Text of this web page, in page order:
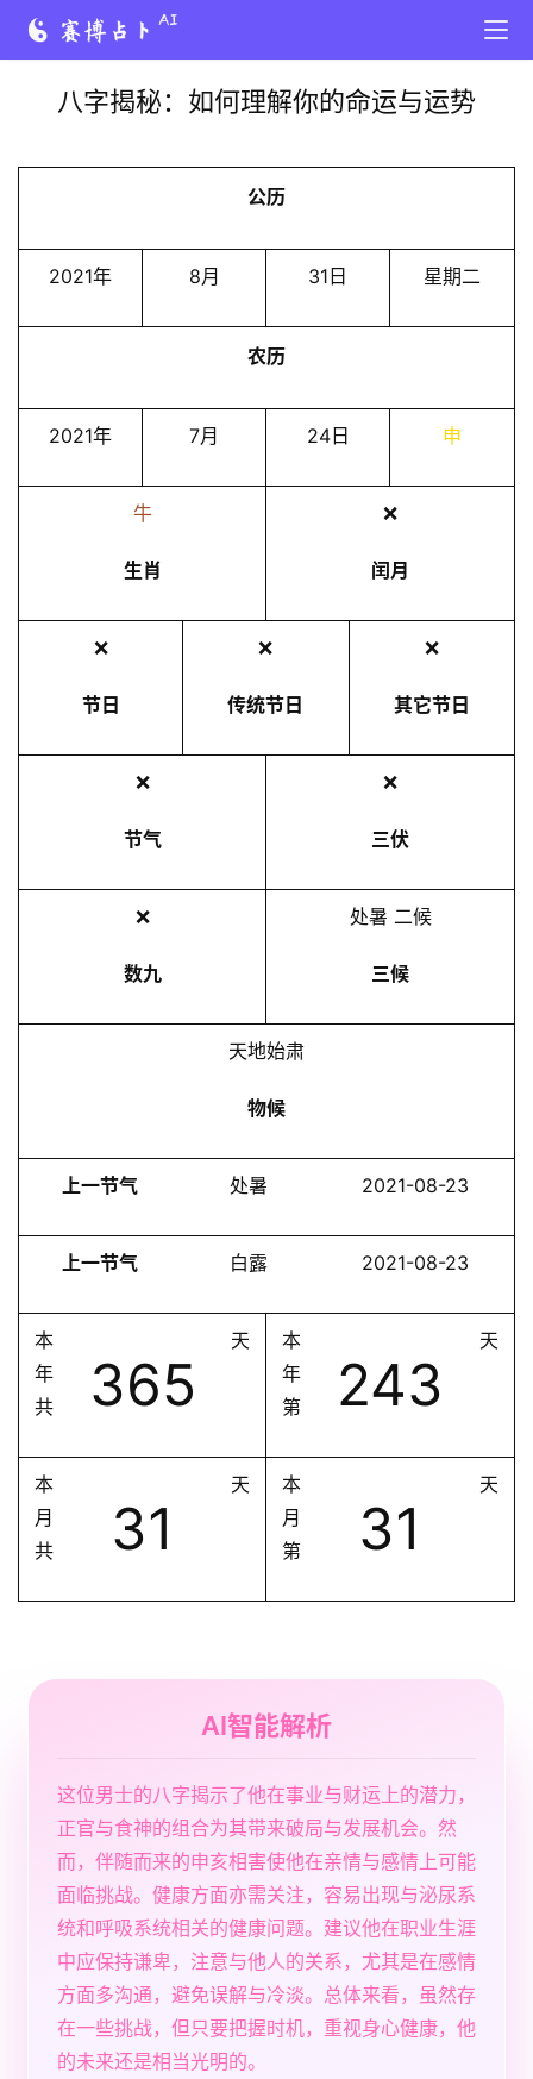
八字揭秘：如何理解你的命运与运势
公历
2021年 8月 31日 星期二
农历
2021年 7月 24日 申
牛
生肖
❌
闰月
❌
节日
❌
传统节日
❌
其它节日
❌
节气
❌
三伏
❌
数九
处暑 二候
三候
天地始肃
物候
上一节气 处暑 2021-08-23
上一节气 白露 2021-08-23
本
年
共
365
天
本
年
第
243
天
本
月
共
31
天
本
月
第
31
天
AI智能解析
这位男士的八字揭示了他在事业与财运上的潜力，
正官与食神的组合为其带来破局与发展机会。然
而，伴随而来的申亥相害使他在亲情与感情上可能
面临挑战。健康方面亦需关注，容易出现与泌尿系
统和呼吸系统相关的健康问题。建议他在职业生涯
中应保持谦卑，注意与他人的关系，尤其是在感情
方面多沟通，避免误解与冷淡。总体来看，虽然存
在一些挑战，但只要把握时机，重视身心健康，他
的未来还是相当光明的。